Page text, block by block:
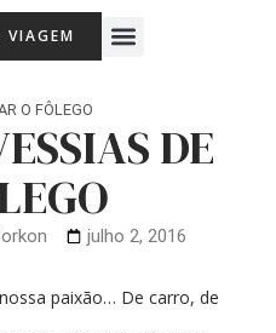
VIAGEM Menu
O FÔLEGO
DE
julho 2, 2016
paixão… De carro, de